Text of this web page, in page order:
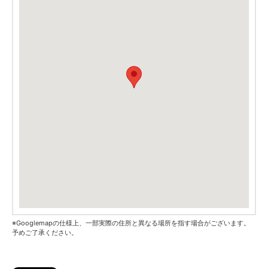
※Googlemapの仕様上、一部実際の住所と異なる場所を指す場合がございます。
予めご了承ください。